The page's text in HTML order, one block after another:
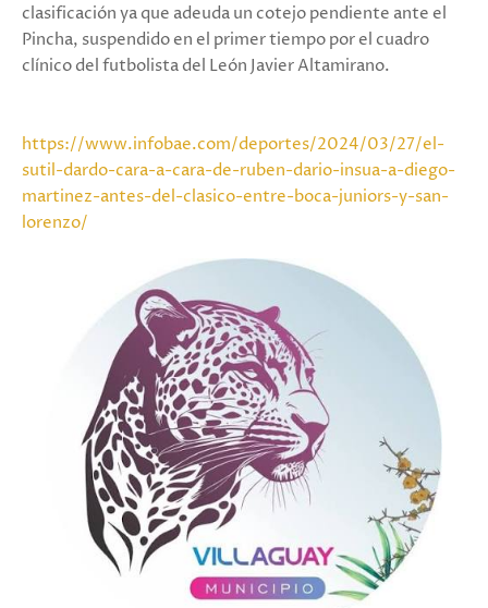
clasificación ya que adeuda un cotejo pendiente ante el
Pincha, suspendido en el primer tiempo por el cuadro
clínico del futbolista del León Javier Altamirano.
https://www.infobae.com/deportes/2024/03/27/el-
sutil-dardo-cara-a-cara-de-ruben-dario-insua-a-diego-
martinez-antes-del-clasico-entre-boca-juniors-y-san-
lorenzo/